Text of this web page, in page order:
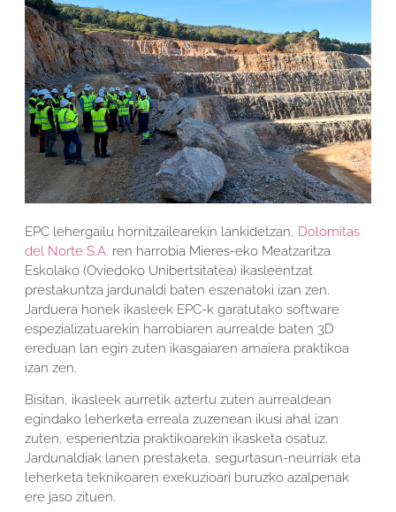
EPC lehergailu hornitzailearekin lankidetzan, Dolomitas
del Norte S.A. ren harrobia Mieres-eko Meatzaritza
Eskolako (Oviedoko Unibertsitatea) ikasleentzat
prestakuntza jardunaldi baten eszenatoki izan zen.
Jarduera honek ikasleek EPC-k garatutako software
espezializatuarekin harrobiaren aurrealde baten 3D
ereduan lan egin zuten ikasgaiaren amaiera praktikoa
izan zen.
Bisitan, ikasleek aurretik aztertu zuten aurrealdean
egindako leherketa erreala zuzenean ikusi ahal izan
zuten, esperientzia praktikoarekin ikasketa osatuz.
Jardunaldiak lanen prestaketa, segurtasun-neurriak eta
leherketa teknikoaren exekuzioari buruzko azalpenak
ere jaso zituen.